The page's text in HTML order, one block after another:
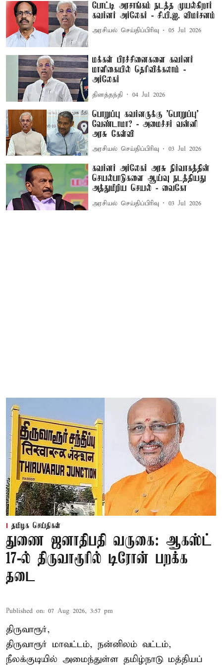
போட்டி அரசாங்கம் நடத்த முயல்கிறார்
கவர்னர் அர்லேகர் - சி.பி.ஐ. விமர்சனம்
அரசியல் செய்திப்பிரிவு 05 Jul 2026
மக்கள் பிரச்சினைகளை கவர்னர்
மாளிகையில் தெரிவிக்கலாம் -
அர்லேகர்
தினத்தந்தி 04 Jul 2026
பொறுப்பு கவர்னருக்கு 'பொறுப்பு'
வேண்டாமா? - அமைச்சர் வன்னி
அரசு கேள்வி
அரசியல் செய்திப்பிரிவு 03 Jul 2026
கவர்னர் அர்லேகர் அரசு நிர்வாகத்தின்
செயல்பாடுகளை ஆய்வு நடத்தியது
அத்துமீறிய செயல் - வைகோ
அரசியல் செய்திப்பிரிவு 03 Jul 2026
தமிழக செய்திகள்
துணை ஜனாதிபதி வருகை: ஆகஸ்ட்
17-ல் திருவாரூரில் டிரோன் பறக்க
தடை
Published on: 07 Aug 2026, 3:57 pm
திருவாரூர்,
திருவாரூர் மாவட்டம், நன்னிலம் வட்டம்,
நீலக்குடியில் அமைந்துள்ள தமிழ்நாடு மத்தியப்